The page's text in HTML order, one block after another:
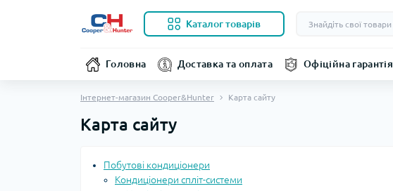
Каталог товарів
Головна Доставка та оплата Офіційна гарантія
Інтернет-магазин Cooper&Hunter Карта сайту
Карта сайту
Побутові кондиціонери
Кондиціонери спліт-системи